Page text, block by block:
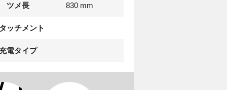
ツメ長 830 mm
ッチメント
電タイプ